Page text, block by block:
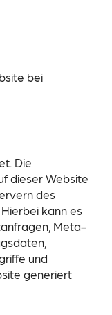
bei
Die
dieser Website
des
kann es
Meta-
und
generiert